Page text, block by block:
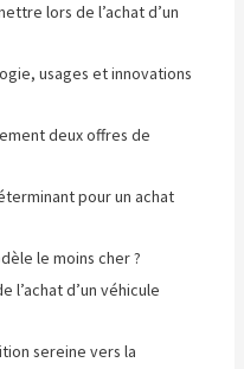
lors de l’achat d’un
usages et innovations
deux offres de
pour un achat
le moins cher ?
l’achat d’un véhicule
sereine vers la